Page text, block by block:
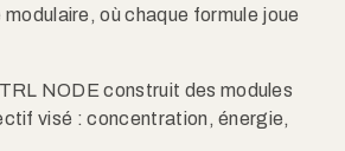
où chaque formule joue
NODE construit des modules
visé : concentration, énergie,